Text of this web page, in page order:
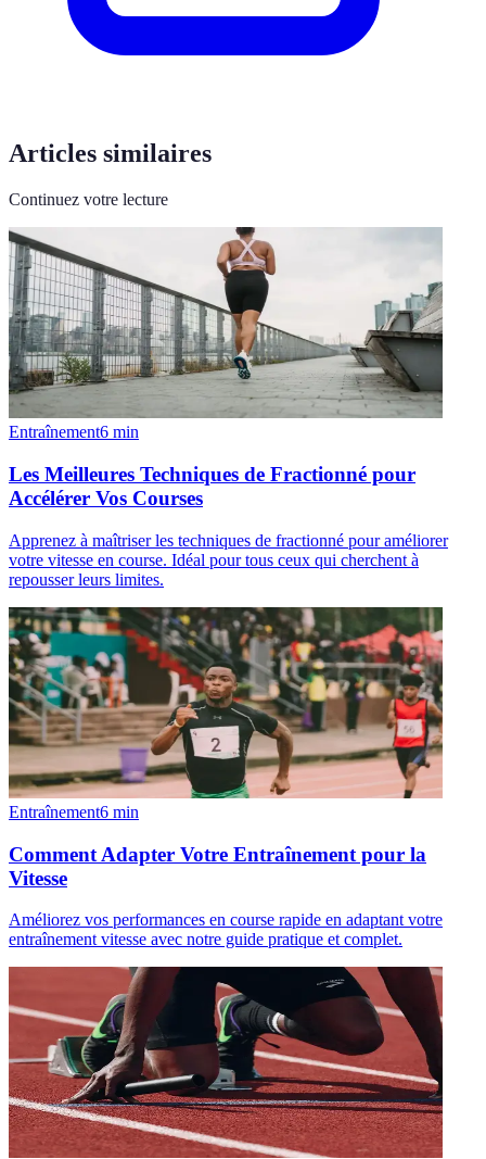
Articles similaires
Continuez votre lecture
Entraînement6 min
Les Meilleures Techniques de Fractionné pour
Accélérer Vos Courses
Apprenez à maîtriser les techniques de fractionné pour améliorer
votre vitesse en course. Idéal pour tous ceux qui cherchent à
repousser leurs limites.
Entraînement6 min
Comment Adapter Votre Entraînement pour la
Vitesse
Améliorez vos performances en course rapide en adaptant votre
entraînement vitesse avec notre guide pratique et complet.